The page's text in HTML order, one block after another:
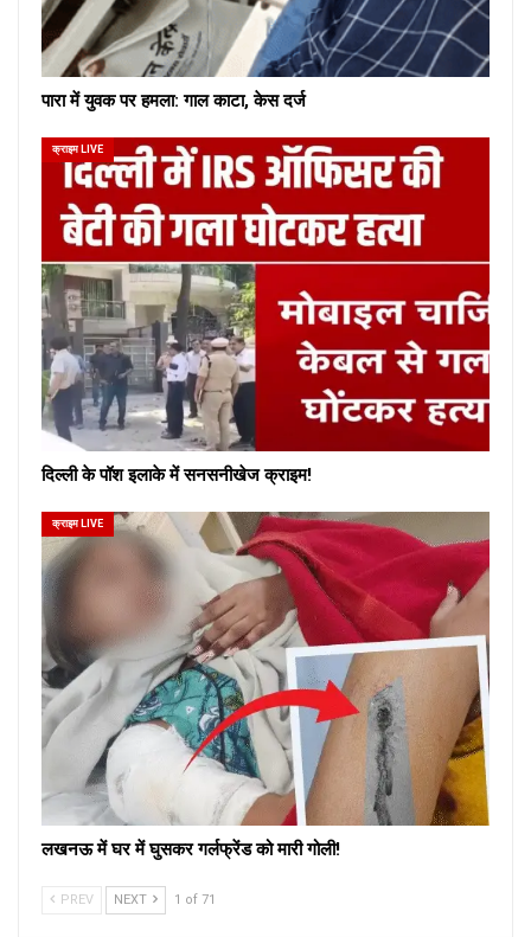
पारा में युवक पर हमला: गाल काटा, केस दर्ज
क्राइम LIVE
दिल्ली के पॉश इलाके में सनसनीखेज क्राइम!
क्राइम LIVE
लखनऊ में घर में घुसकर गर्लफ्रेंड को मारी गोली!
PREV NEXT 1 of 71